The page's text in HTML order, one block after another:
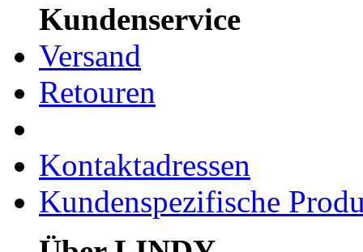
Kundenservice
Versand
Retouren
Kontaktadressen
Kundenspezifische